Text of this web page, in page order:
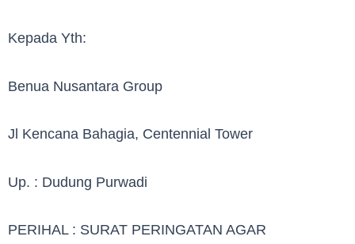
Kepada Yth:
Benua Nusantara Group
Jl Kencana Bahagia, Centennial Tower
Up. : Dudung Purwadi
PERIHAL : SURAT PERINGATAN AGAR